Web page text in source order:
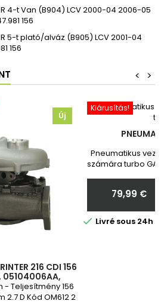
4-t Van (B904) LCV2000-04 2006-05
156
5-t plató/alváz (B905) LCV2001-04
156
>
<
Új
216 CDI 156
05104006AA,
709838-1,
4, 709838-
- Teljesítmény 156
2.7 D Kód OM612 2
Kiárusítás!
Pneumatikus
számára turbo
nekünk a
Ár
79,99 €
 Livré sous 24h